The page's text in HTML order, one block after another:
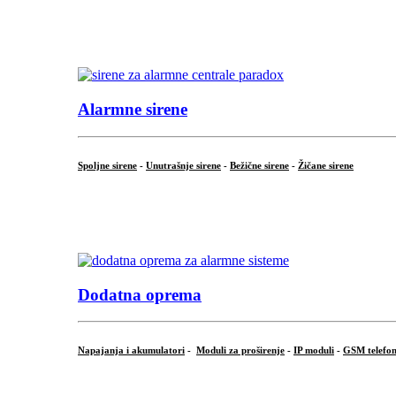
Alarmne sirene
Spoljne sirene - Unutrašnje sirene - Bežične sirene - Žičane sirene
Dodatna oprema
Napajanja i akumulatori - Moduli za proširenje - IP moduli - GSM